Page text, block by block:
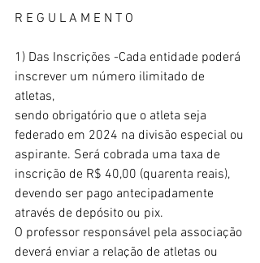
R E G U L A M E N T O
1) Das Inscrições -Cada entidade poderá
inscrever um número ilimitado de
atletas,
sendo obrigatório que o atleta seja
federado em 2024 na divisão especial ou
aspirante. Será cobrada uma taxa de
inscrição de R$ 40,00 (quarenta reais),
devendo ser pago antecipadamente
através de depósito ou pix.
O professor responsável pela associação
deverá enviar a relação de atletas ou